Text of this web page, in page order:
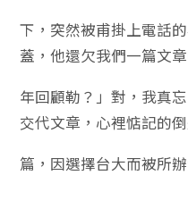
下，突然被甫掛上電話
蓋，他還欠我們一篇文
年回顧勒？」對，我真
交代文章，心裡惦記的
篇，因選擇台大而被所